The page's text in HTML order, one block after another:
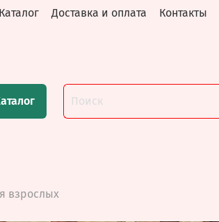
Каталог Доставка и оплата Контакты
взрослых